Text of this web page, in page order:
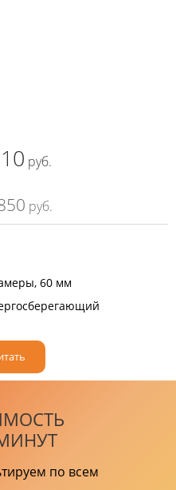
руб.
руб.
60 мм
по всем